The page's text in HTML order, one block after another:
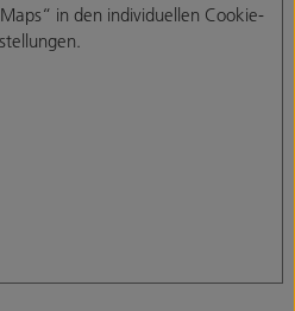
in den individuellen Cookie-